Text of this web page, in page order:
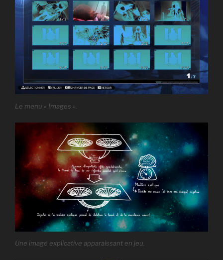
Le menu « Images ».
Une image explicative apparaissant en jeu.